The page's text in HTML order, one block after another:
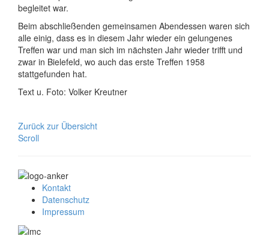
begleitet war.
Beim abschließenden gemeinsamen Abendessen waren sich
alle einig, dass es in diesem Jahr wieder ein gelungenes
Treffen war und man sich im nächsten Jahr wieder trifft und
zwar in Bielefeld, wo auch das erste Treffen 1958
stattgefunden hat.
Text u. Foto: Volker Kreutner
Zurück zur Übersicht
Scroll
Kontakt
Datenschutz
Impressum